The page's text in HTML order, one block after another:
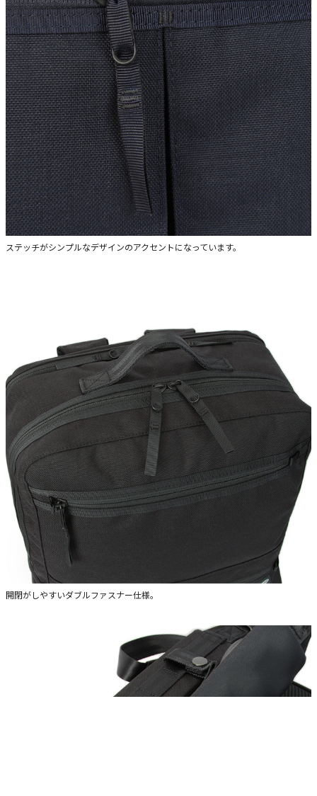
ステッチがシンプルなデザインのアクセントになっています。
開閉がしやすいダブルファスナー仕様。